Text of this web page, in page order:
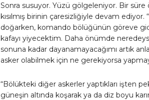
Sonra susuyor. Yüzü gölgeleniyor. Bir süre
kısılmış birinin çaresizliğiyle devam
doğarken, komando bölüğünün göreve
kafayı yiyecektim. Daha önümde
sonuna kadar dayanamayacağımı artık
asker olabilmek için ne gerekiyorsa
“Bölükteki diğer askerler yaptıkları işten
güneşin altında koşarak ya da diz boyu